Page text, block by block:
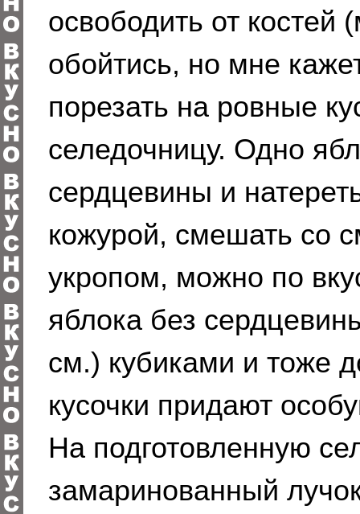
освободить от
обойтись, но мне
порезать на ровные
селедочницу. Одно
сердцевины и
кожурой, смешать со
укропом, можно по
яблока без
см.) кубиками и тоже
кусочки придают
На подготовленную
замаринованный